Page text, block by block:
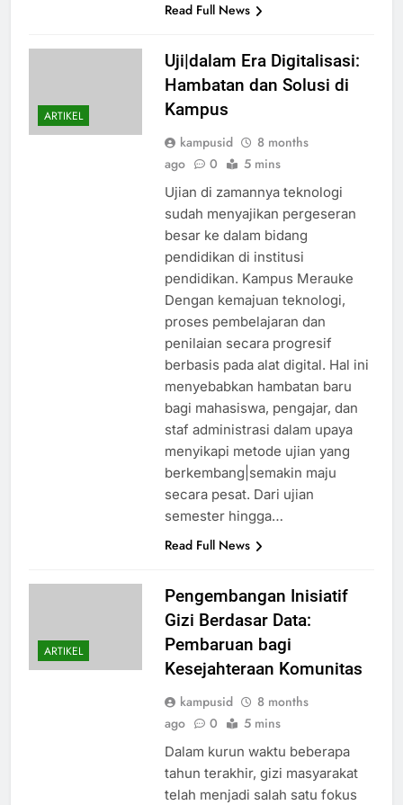
Read Full News
ARTIKEL
Uji|dalam Era Digitalisasi:
Hambatan dan Solusi di
Kampus
kampusid
8 months
ago
0 5 mins
Ujian di zamannya teknologi
sudah menyajikan pergeseran
besar ke dalam bidang
pendidikan di institusi
pendidikan. Kampus Merauke
Dengan kemajuan teknologi,
proses pembelajaran dan
penilaian secara progresif
berbasis pada alat digital. Hal ini
menyebabkan hambatan baru
bagi mahasiswa, pengajar, dan
staf administrasi dalam upaya
menyikapi metode ujian yang
berkembang|semakin maju
secara pesat. Dari ujian
semester hingga…
Read Full News
ARTIKEL
Pengembangan Inisiatif
Gizi Berdasar Data:
Pembaruan bagi
Kesejahteraan Komunitas
kampusid
8 months
ago
0 5 mins
Dalam kurun waktu beberapa
tahun terakhir, gizi masyarakat
telah menjadi salah satu fokus